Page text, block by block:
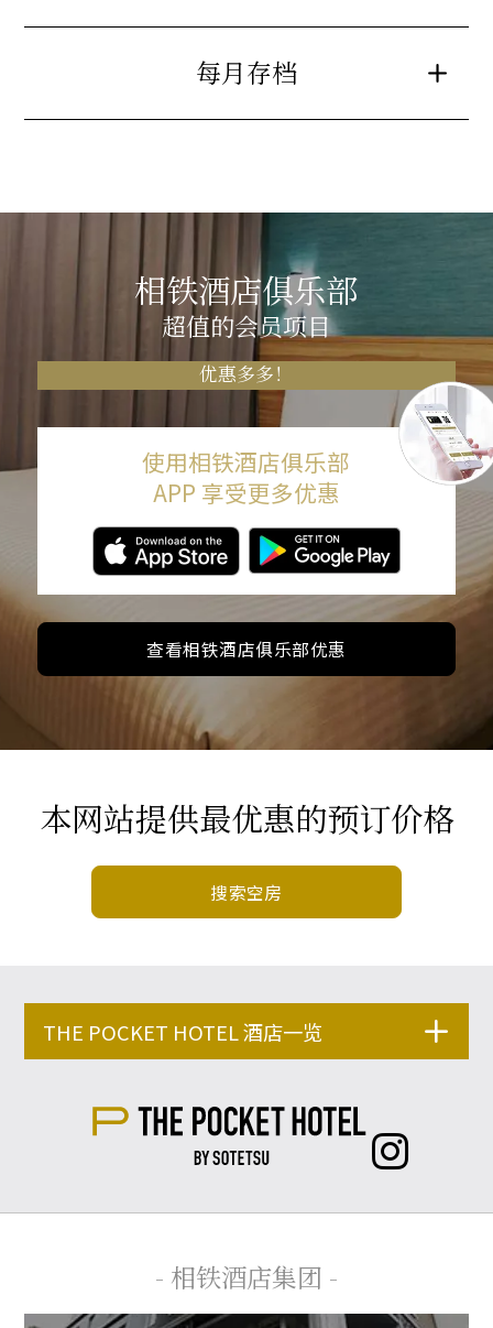
每月存档
相铁酒店俱乐部
超值的会员项目
优惠多多！
使用相铁酒店俱乐部
APP 享受更多优惠
查看相铁酒店俱乐部优惠
本网站提供最优惠的预订价格
搜索空房
THE POCKET HOTEL 酒店一览
- 相铁酒店集团 -